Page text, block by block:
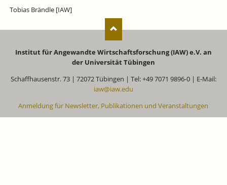
Tobias Brändle [IAW]
Institut für Angewandte Wirtschaftsforschung (IAW) e.V. an
der Universität Tübingen
Schaffhausenstr. 73 | 72072 Tübingen | Tel: +49 7071 9896-0 | E-Mail:
iaw@iaw.edu
Anmeldung für Newsletter, Publikationen und Veranstaltungen